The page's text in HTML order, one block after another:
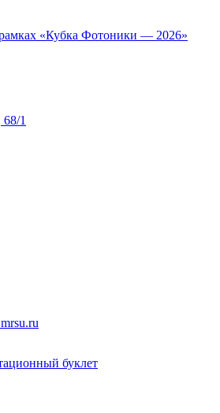
«Кубка Фотоники — 2026»
1
буклет